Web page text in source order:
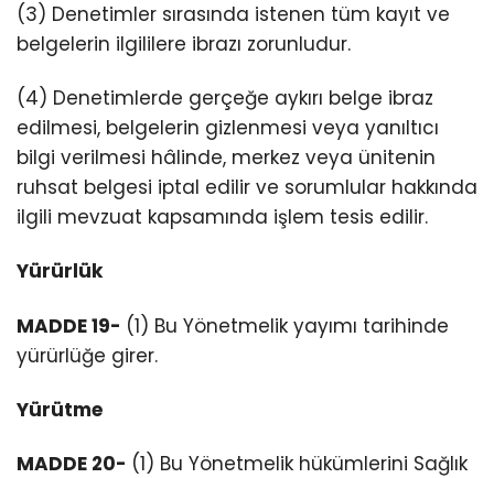
(3) Denetimler sırasında istenen tüm kayıt ve
belgelerin ilgililere ibrazı zorunludur.
(4) Denetimlerde gerçeğe aykırı belge ibraz
edilmesi, belgelerin gizlenmesi veya yanıltıcı
bilgi verilmesi hâlinde, merkez veya ünitenin
ruhsat belgesi iptal edilir ve sorumlular hakkında
ilgili mevzuat kapsamında işlem tesis edilir.
Yürürlük
MADDE 19- (1) Bu Yönetmelik yayımı tarihinde
yürürlüğe girer.
Yürütme
MADDE 20- (1) Bu Yönetmelik hükümlerini Sağlık